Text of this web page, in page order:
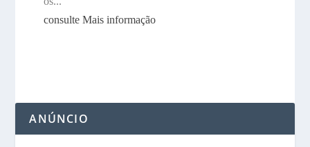
consulte Mais informação
ANÚNCIO